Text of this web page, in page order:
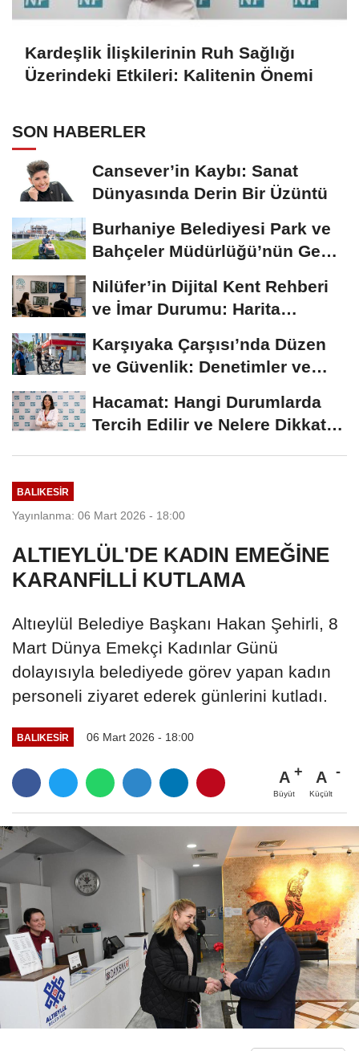
Kardeşlik İlişkilerinin Ruh Sağlığı
Üzerindeki Etkileri: Kalitenin Önemi
SON HABERLER
Cansever’in Kaybı: Sanat
Dünyasında Derin Bir Üzüntü
Burhaniye Belediyesi Park ve
Bahçeler Müdürlüğü’nün Genel
Nilüfer’in Dijital Kent Rehberi
ve İmar Durumu: Harita
Karşıyaka Çarşısı’nda Düzen
ve Güvenlik: Denetimler ve
Hacamat: Hangi Durumlarda
Tercih Edilir ve Nelere Dikkat
BALIKESIR
Yayınlanma: 06 Mart 2026 - 18:00
ALTIEYLÜL'DE KADIN EMEĞİNE
KARANFİLLİ KUTLAMA
Altıeylül Belediye Başkanı Hakan Şehirli, 8
Mart Dünya Emekçi Kadınlar Günü
dolayısıyla belediyede görev yapan kadın
personeli ziyaret ederek günlerini kutladı.
BALIKESIR 06 Mart 2026 - 18:00
A
Büyüt
A
Küçült